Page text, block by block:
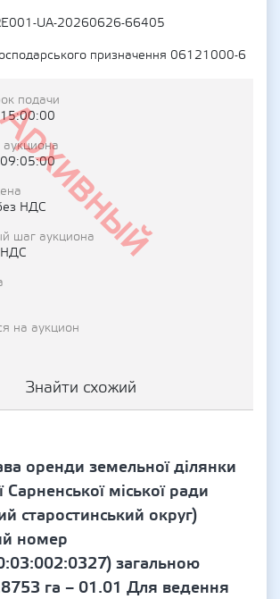
UA-20260626-66405
призначення 06121000-6
подачи
15:00:00
09:05:00
НДС
шаг аукциона
на аукцион
Знайти схожий
оренди земельної ділянки
Сарненської міської ради
старостинський округ)
номер
загальною
га – 01.01 Для ведення